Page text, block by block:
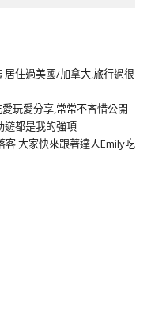
居住過美國/加拿大,旅行過很
玩愛分享,常常不吝惜公開
遊都是我的強項
大家快來跟著達人Emily吃